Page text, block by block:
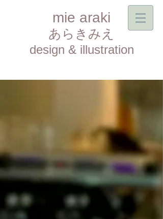
mie araki
あらきみえ​
design & illustration